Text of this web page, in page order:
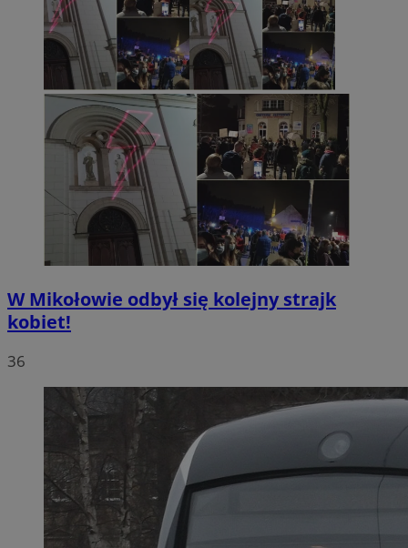
W Mikołowie odbył się kolejny strajk
kobiet!
36